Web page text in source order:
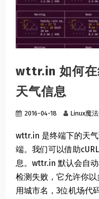
wttr.in 如何在
天气信息
2016-04-18 Linux魔
wttr.in 是终端下的天
端。我们可以借助
息。wttr.in 默认会自
检测失败，它允许你
用城市名，3位机场代